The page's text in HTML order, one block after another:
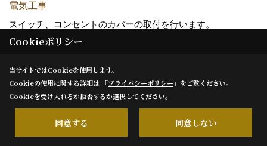
電気工事
スイッチ、コンセントのカバーの取付を行います。
27. 2019年09月30日
Cookieポリシー
当サイトではCookieを使用します。
Cookieの使用に関する詳細は 「プライバシーポリシー 」をご覧ください。
Cookieを受け入れるか拒否するか選択してください。
同意する 同意しない